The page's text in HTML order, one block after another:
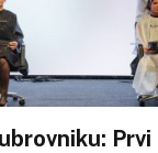
Prvi